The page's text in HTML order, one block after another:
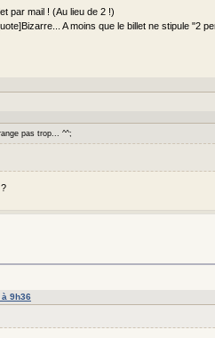
par mail ! (Au lieu de 2 !)
A moins que le billet ne stipule "2
pas trop... ^^;
9h36